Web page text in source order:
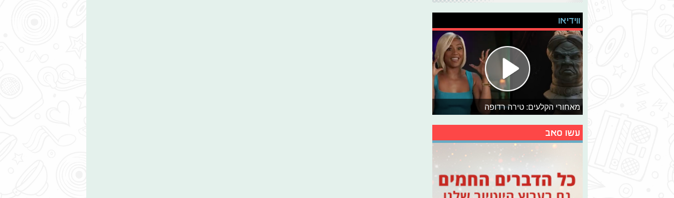
ווידיאו
מאחורי הקלעים: טירה רדופה
עשו סאב